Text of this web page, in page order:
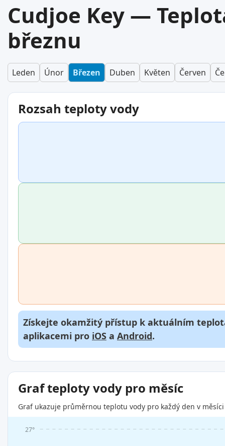
Cudjoe Key —
březnu
Leden Únor Březen Duben Květen Červen
Rozsah teploty vody
Získejte okamžitý přístup k aktuálním
aplikacemi pro iOS a Android.
Graf teploty vody pro měsíc
Graf ukazuje průměrnou teplotu vody pro každý den v
27°